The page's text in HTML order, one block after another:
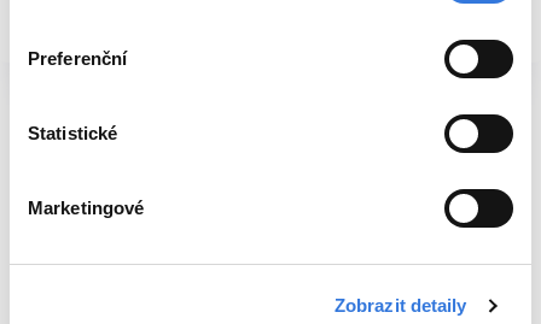
Preferenční
Statistické
Marketingové
Zobrazit detaily